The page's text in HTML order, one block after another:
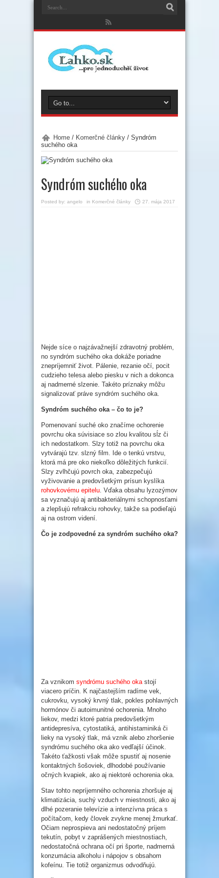
Home / Komerčné články / Syndróm
suchého oka
Syndróm suchého oka
Posted by: angelo in Komerčné články 27. mája 2017
Nejde síce o najzávažnejší zdravotný problém,
no syndróm suchého oka dokáže poriadne
znepríjemniť život. Pálenie, rezanie očí, pocit
cudzieho telesa alebo piesku v nich a dokonca
aj nadmerné slzenie. Takéto príznaky môžu
signalizovať práve syndróm suchého oka.
Syndróm suchého oka – čo to je?
Pomenovaní suché oko značíme ochorenie
povrchu oka súvisiace so zlou kvalitou sĺz či
ich nedostatkom. Slzy totiž na povrchu oka
vytvárajú tzv. slzný film. Ide o tenkú vrstvu,
ktorá má pre oko niekoľko dôležitých funkcií.
Slzy zvlhčujú povrch oka, zabezpečujú
vyživovanie a predovšetkým prísun kyslíka
rohovkovému epitelu. Vďaka obsahu lyzozýmov
sa vyznačujú aj antibakteriálnymi schopnosťami
a zlepšujú refrakciu rohovky, takže sa podieľajú
aj na ostrom videní.
Čo je zodpovedné za syndróm suchého oka?
Za vznikom syndrómu suchého okastojí
viacero príčin. K najčastejším radíme vek,
cukrovku, vysoký krvný tlak, pokles pohlavných
hormónov či autoimunitné ochorenia. Mnoho
liekov, medzi ktoré patria predovšetkým
antidepresíva, cytostatiká, antihistaminiká či
lieky na vysoký tlak, má vznik alebo zhoršenie
syndrómu suchého oka ako vedľajší účinok.
Takéto ťažkosti však môže spustiť aj nosenie
kontaktných šošoviek, dlhodobé používanie
očných kvapiek, ako aj niektoré ochorenia oka.
Stav tohto nepríjemného ochorenia zhoršuje aj
klimatizácia, suchý vzduch v miestnosti, ako aj
dlhé pozeranie televízie a intenzívna práca s
počítačom, kedy človek zvykne menej žmurkať.
Očiam neprospieva ani nedostatočný príjem
tekutín, pobyt v zaprášených miestnostiach,
nedostatočná ochrana očí pri športe, nadmerná
konzumácia alkoholu i nápojov s obsahom
kofeínu. Tie totiž organizmus odvodňujú.